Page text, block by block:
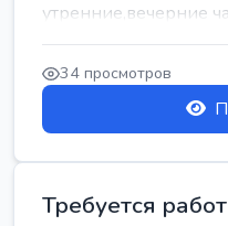
утренние,вечерние
34 просмотров
Требуется